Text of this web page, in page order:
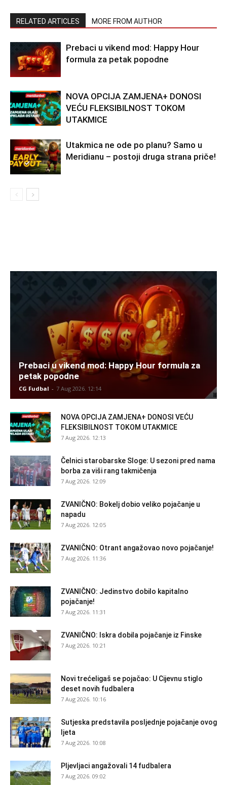
RELATED ARTICLES MORE FROM AUTHOR
Prebaci u vikend mod: Happy Hour
formula za petak popodne
NOVA OPCIJA ZAMJENA+ DONOSI
VEĆU FLEKSIBILNOST TOKOM
UTAKMICE
Utakmica ne ode po planu? Samo u
Meridianu – postoji druga strana priče!
Prebaci u vikend mod: Happy Hour formula za
petak popodne
CG Fudbal - 7 Aug 2026. 12:14
NOVA OPCIJA ZAMJENA+ DONOSI VEĆU
FLEKSIBILNOST TOKOM UTAKMICE
7 Aug 2026. 12:13
Čelnici starobarske Sloge: U sezoni pred nama
borba za viši rang takmičenja
7 Aug 2026. 12:09
ZVANIČNO: Bokelj dobio veliko pojačanje u
napadu
7 Aug 2026. 12:05
ZVANIČNO: Otrant angažovao novo pojačanje!
7 Aug 2026. 11:36
ZVANIČNO: Jedinstvo dobilo kapitalno
pojačanje!
7 Aug 2026. 11:31
ZVANIČNO: Iskra dobila pojačanje iz Finske
7 Aug 2026. 10:21
Novi trećeligaš se pojačao: U Cijevnu stiglo
deset novih fudbalera
7 Aug 2026. 10:16
Sutjeska predstavila posljednje pojačanje ovog
ljeta
7 Aug 2026. 10:08
Pljevljaci angažovali 14 fudbalera
7 Aug 2026. 09:02